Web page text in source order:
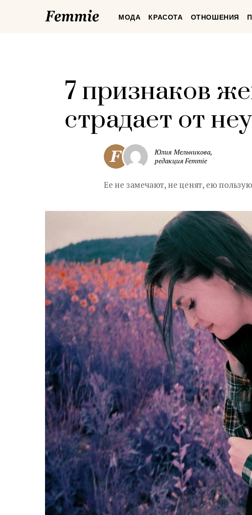
FemmieМОДА КРАСОТА ОТНОШЕНИЯ
7 признаков
страдает от
Юлия Мельникова,
редакция Femmie
Ее не замечают, не ценят, ею